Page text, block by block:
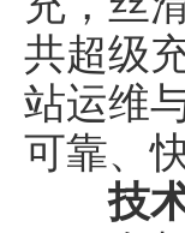
共超级
站运维
可靠、
技